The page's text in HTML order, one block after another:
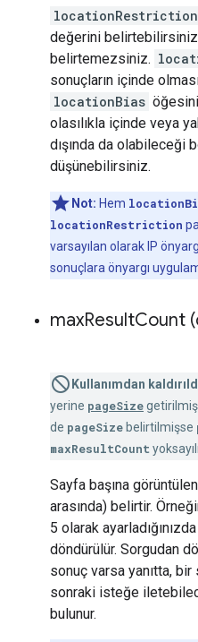
locationRestriction
değerini
belirtemezsiniz.
sonuçların içinde
locationBias
olasılıkla içinde veya
dışında da olabileceği
düşünebilirsiniz.
Not: Hem
locationRestriction
varsayılan olarak IP
sonuçlara önyargı
maxResultCount
Kullanımdan
yerine pageSize
de pageSize belirtilmişse
maxResultCount
Sayfa başına
arasında) belirtir.
5 olarak
döndürülür. Sorgudan
sonuç varsa yanıtta,
sonraki isteğe
bulunur.